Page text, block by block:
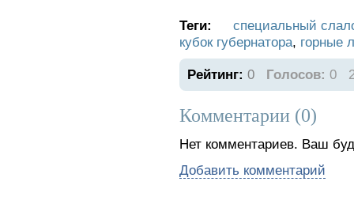
Теги:
специальный
кубок губернатора, горные
Рейтинг: 0 Голосов: 0
Комментарии (0)
Нет комментариев. Ваш
Добавить комментарий